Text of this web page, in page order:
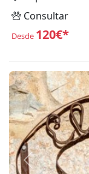
Consultar
Desde 120€*
Anterior